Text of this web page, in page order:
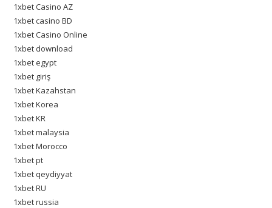
1xbet Casino AZ
1xbet casino BD
1xbet Casino Online
1xbet download
1xbet egypt
1xbet giriş
1xbet Kazahstan
1xbet Korea
1xbet KR
1xbet malaysia
1xbet Morocco
1xbet pt
1xbet qeydiyyat
1xbet RU
1xbet russia